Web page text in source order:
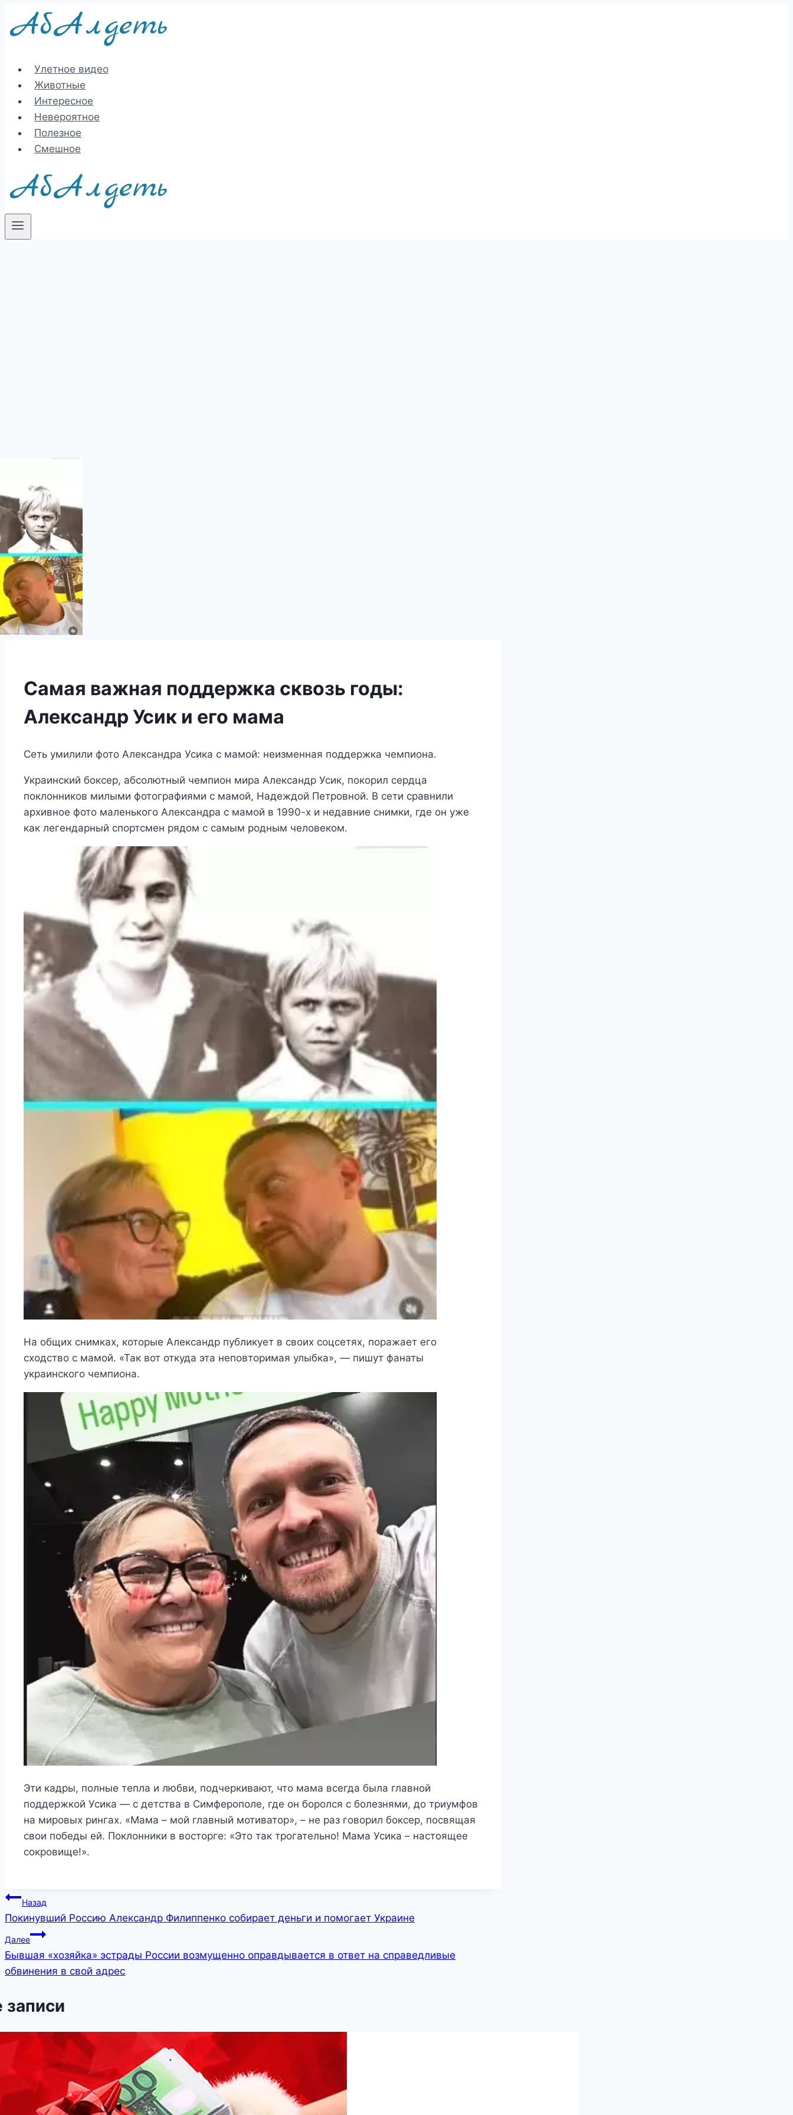
Перейти
Улетное видео
Животные
Интересное
Невероятное
Полезное
Смешное
Самая важная поддержка сквозь годы:
Александр Усик и его мама
Сеть умилили фото Александра Усика с мамой: неизменная поддержка чемпиона.
Украинский боксер, абсолютный чемпион мира Александр Усик, покорил сердца
поклонников милыми фотографиями с мамой, Надеждой Петровной. В сети сравнили
архивное фото маленького Александра с мамой в 1990-х и недавние снимки, где он уже
как легендарный спортсмен рядом с самым родным человеком.
На общих снимках, которые Александр публикует в своих соцсетях, поражает его
сходство с мамой. «Так вот откуда эта неповторимая улыбка», — пишут фанаты
украинского чемпиона.
Эти кадры, полные тепла и любви, подчеркивают, что мама всегда была главной
поддержкой Усика — с детства в Симферополе, где он боролся с болезнями, до триумфов
на мировых рингах. «Мама – мой главный мотиватор», – не раз говорил боксер, посвящая
свои победы ей. Поклонники в восторге: «Это так трогательно! Мама Усика – настоящее
сокровище!».
Навигация
по
записям
Назад
Покинувший Россию Александр Филиппенко собирает деньги и помогает Украине
Далее
Бывшая «хозяйка» эстрады России возмущенно оправдывается в ответ на справедливые
обвинения в свой адрес